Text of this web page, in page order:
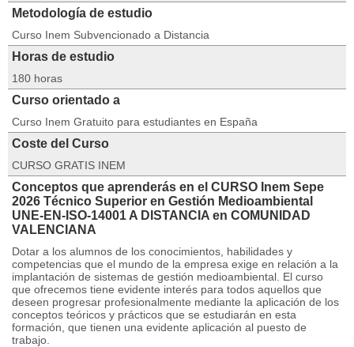
Metodología de estudio
Curso Inem Subvencionado a Distancia
Horas de estudio
180 horas
Curso orientado a
Curso Inem Gratuito para estudiantes en España
Coste del Curso
CURSO GRATIS INEM
Conceptos que aprenderás en el CURSO Inem Sepe
2026 Técnico Superior en Gestión Medioambiental
UNE-EN-ISO-14001 A DISTANCIA en COMUNIDAD
VALENCIANA
Dotar a los alumnos de los conocimientos, habilidades y
competencias que el mundo de la empresa exige en relación a la
implantación de sistemas de gestión medioambiental. El curso
que ofrecemos tiene evidente interés para todos aquellos que
deseen progresar profesionalmente mediante la aplicación de los
conceptos teóricos y prácticos que se estudiarán en esta
formación, que tienen una evidente aplicación al puesto de
trabajo.